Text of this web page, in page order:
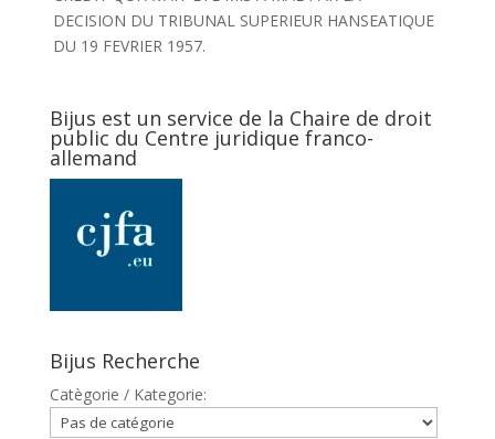
DECISION DU TRIBUNAL SUPERIEUR HANSEATIQUE
DU 19 FEVRIER 1957.
Bijus est un service de la Chaire de droit
public du Centre juridique franco-
allemand
Bijus Recherche
Catègorie / Kategorie: